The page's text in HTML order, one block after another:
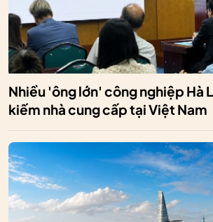
Nhiều 'ông lớn' công nghiệp Hà
kiếm nhà cung cấp tại Việt Nam